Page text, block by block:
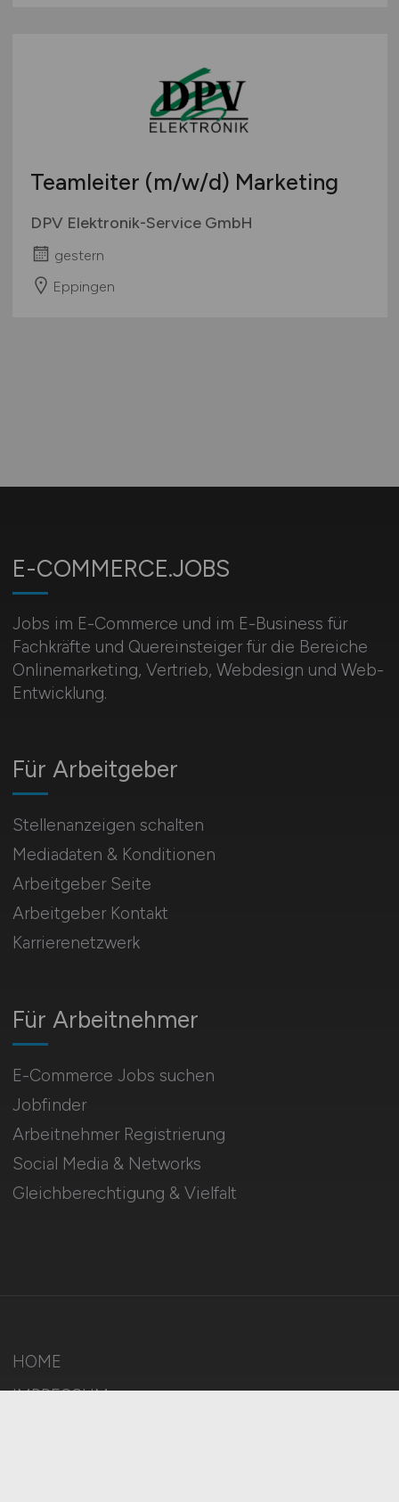
Teamleiter (m/w/d) Marketing
DPV Elektronik-Service GmbH
gestern
Eppingen
E-COMMERCE.JOBS
Jobs im E-Commerce und im E-Business für
Fachkräfte und Quereinsteiger für die Bereiche
Onlinemarketing, Vertrieb, Webdesign und Web-
Entwicklung.
Für Arbeitnehmer
E-Commerce Jobs suchen
Jobfinder
Arbeitnehmer Registrierung
Social Media & Networks
Gleichberechtigung & Vielfalt
Für Arbeitgeber
Stellenanzeigen schalten
Mediadaten & Konditionen
Arbeitgeber Seite
Arbeitgeber Kontakt
Karrierenetzwerk
HOME
IMPRESSUM